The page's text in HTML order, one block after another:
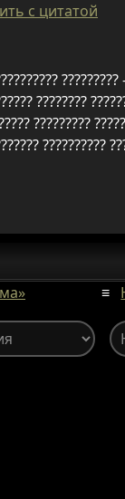
с цитатой
????????
?????????
??????????
≡